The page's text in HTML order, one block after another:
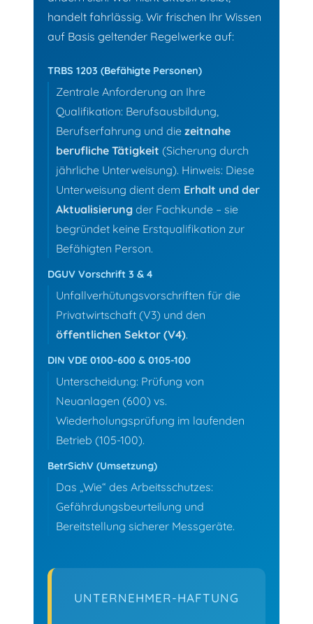
handelt fahrlässig. Wir frischen Ihr Wissen
auf Basis geltender Regelwerke auf:
TRBS 1203 (Befähigte Personen)
Zentrale Anforderung an Ihre
Qualifikation: Berufsausbildung,
Berufserfahrung und die zeitnahe
berufliche Tätigkeit (Sicherung durch
jährliche Unterweisung). Hinweis: Diese
Unterweisung dient dem Erhalt und der
Aktualisierung der Fachkunde – sie
begründet keine Erstqualifikation zur
Befähigten Person.
DGUV Vorschrift 3 & 4
Unfallverhütungsvorschriften für die
Privatwirtschaft (V3) und den
öffentlichen Sektor (V4).
DIN VDE 0100-600 & 0105-100
Unterscheidung: Prüfung von
Neuanlagen (600) vs.
Wiederholungsprüfung im laufenden
Betrieb (105-100).
BetrSichV (Umsetzung)
Das „Wie“ des Arbeitsschutzes:
Gefährdungsbeurteilung und
Bereitstellung sicherer Messgeräte.
UNTERNEHMER-HAFTUNG